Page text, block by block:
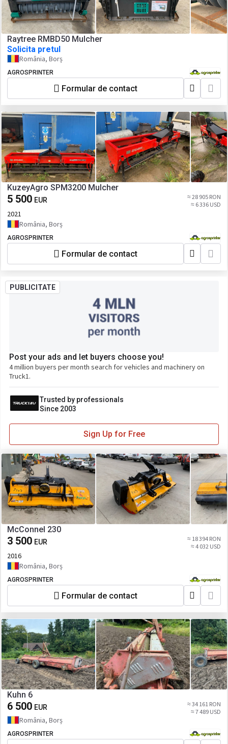
Raytree RMBD50 Mulcher
Solicita pretul
România, Borș
AGROSPRINTER
Formular de contact
KuzeyAgro SPM3200 Mulcher
5 500 EUR
≈ 28 905 RON
≈ 6 336 USD
2021
România, Borș
AGROSPRINTER
Formular de contact
PUBLICITATE
Post your ads and let buyers choose you!
4 million buyers per month search for vehicles and machinery on
Truck1.
Trusted by professionals
Since 2003
Sign Up for Free
McConnel 230
3 500 EUR
≈ 18 394 RON
≈ 4 032 USD
2016
România, Borș
AGROSPRINTER
Formular de contact
Kuhn 6
6 500 EUR
≈ 34 161 RON
≈ 7 489 USD
România, Borș
AGROSPRINTER